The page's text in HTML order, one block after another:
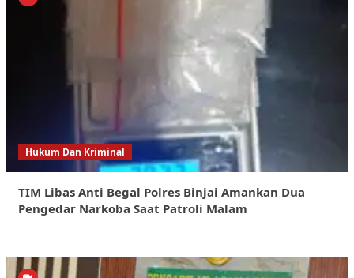
Hukum Dan Kriminal
TIM Libas Anti Begal Polres Binjai Amankan Dua
Pengedar Narkoba Saat Patroli Malam